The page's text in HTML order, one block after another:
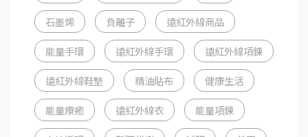
石墨烯 負離子 遠紅外線商品
能量手環 遠紅外線手環 遠紅外線項鍊
遠紅外線鞋墊 精油貼布 健康生活
能量療癒 遠紅外線衣 能量項鍊